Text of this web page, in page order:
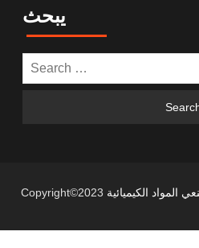
يبحث
Copyright©2023